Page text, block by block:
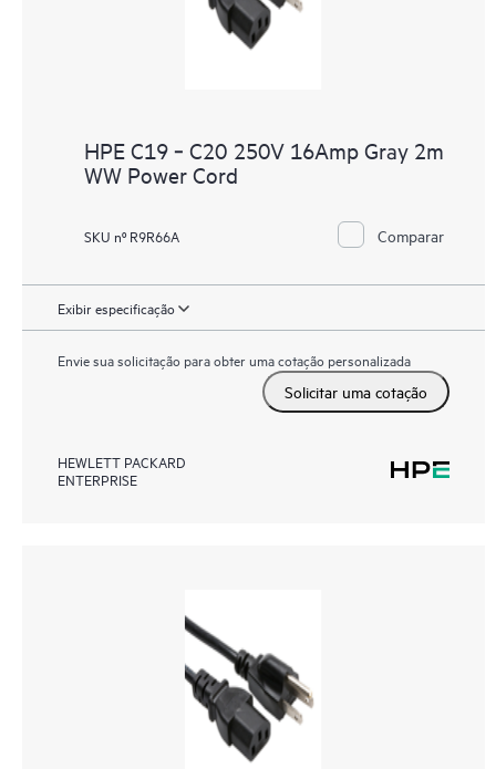
HPE C19 ‑ C20 250V 16Amp Gray 2m
WW Power Cord
SKU nº R9R66A Comparar
Exibir especificação
Envie sua solicitação para obter uma cotação personalizada
Solicitar uma cotação
HEWLETT PACKARD
ENTERPRISE